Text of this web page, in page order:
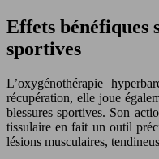
Effets bénéfiques
sportives
L’oxygénothérapie
récupération, elle joue
blessures sportives. Son
tissulaire en fait un outil
lésions musculaires,